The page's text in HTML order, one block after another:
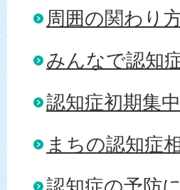
周囲の関わり
みんなで認知
認知症初期集
まちの認知症